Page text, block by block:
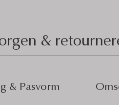
&
& Pasvorm